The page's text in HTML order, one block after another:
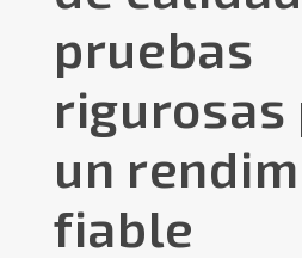
pruebas
rigurosas
un
fiable